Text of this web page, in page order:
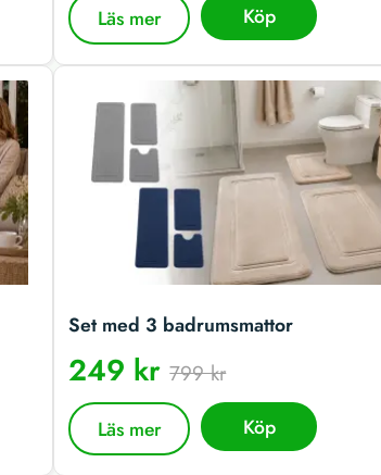
Läs mer Köp
Set med 3 badrumsmattor
249 kr799 kr
Läs mer Köp